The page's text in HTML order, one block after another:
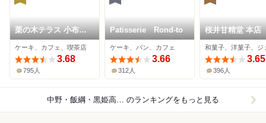
栗の木テラス 小布施
店
ケーキ、カフェ、喫茶店
3.68
795人
Patisserie Rond-to
ケーキ、パン、カフェ
3.66
312人
桜井甘精堂 本店
3.65
396人
中野・飯綱・黒姫高原×スイーツ のランキングをもっと見る